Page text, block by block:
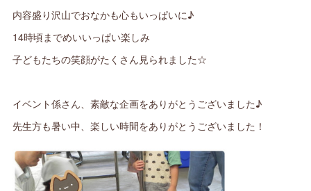
内容盛り沢山でおなかも心もいっぱいに♪
14時頃までめいいっぱい楽しみ
子どもたちの笑顔がたくさん見られました☆
イベント係さん、素敵な企画をありがとうございました♪
先生方も暑い中、楽しい時間をありがとうございました！